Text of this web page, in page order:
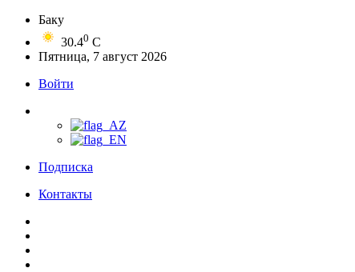
Баку
30.40 C
Пятница, 7 август 2026
Войти
Подписка
Контакты